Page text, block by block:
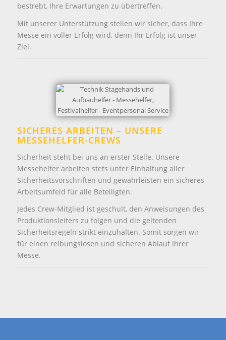
bestrebt, Ihre Erwartungen zu übertreffen.
Mit unserer Unterstützung stellen wir sicher, dass Ihre
Messe ein voller Erfolg wird, denn Ihr Erfolg ist unser
Ziel.
SICHERES ARBEITEN – UNSERE
MESSEHELFER-CREWS
Sicherheit steht bei uns an erster Stelle. Unsere
Messehelfer arbeiten stets unter Einhaltung aller
Sicherheitsvorschriften und gewährleisten ein sicheres
Arbeitsumfeld für alle Beteiligten.
Jedes Crew-Mitglied ist geschult, den Anweisungen des
Produktionsleiters zu folgen und die geltenden
Sicherheitsregeln strikt einzuhalten. Somit sorgen wir
für einen reibungslosen und sicheren Ablauf Ihrer
Messe.